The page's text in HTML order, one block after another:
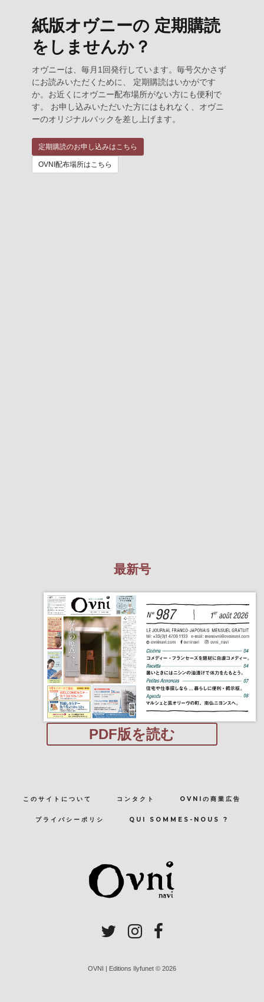
紙版オヴニーの 定期購読
をしませんか？
オヴニーは、毎月1回発行しています。毎号欠かさず
にお読みいただくために、 定期購読はいかがです
か。お近くにオヴニー配布場所がない方にも便利で
す。 お申し込みいただいた方にはもれなく、オヴニ
ーのオリジナルバックを差し上げます。
定期購読のお申し込みはこちら
OVNI配布場所はこちら
最新号
PDF版を読む
このサイトについて コンタクト OVNIの商業広告
プライバシーポリシ QUI SOMMES-NOUS ?
OVNI | Editions Ilyfunet © 2026